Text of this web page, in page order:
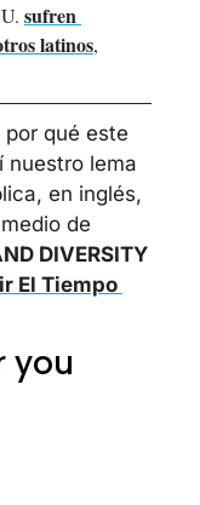
sufren
latinos,
qué este
lema
en inglés,
de
DIVERSITY
El Tiempo
you